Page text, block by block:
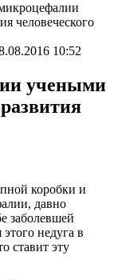
человеческого
10:52
учеными
коробки и
давно
заболевшей
недуга в
ставит эту